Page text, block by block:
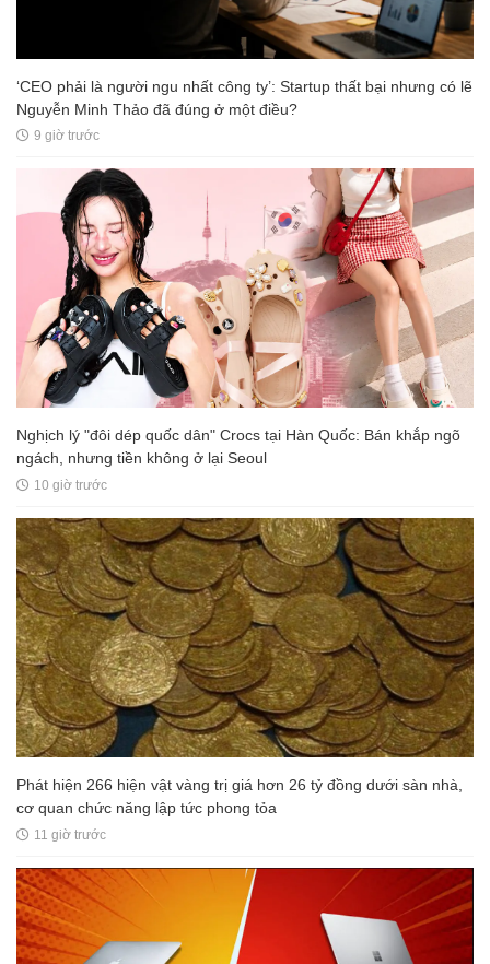
‘CEO phải là người ngu nhất công ty’: Startup thất bại nhưng có lẽ
Nguyễn Minh Thảo đã đúng ở một điều?
9 giờ trước
Nghịch lý "đôi dép quốc dân" Crocs tại Hàn Quốc: Bán khắp ngõ
ngách, nhưng tiền không ở lại Seoul
10 giờ trước
Phát hiện 266 hiện vật vàng trị giá hơn 26 tỷ đồng dưới sàn nhà,
cơ quan chức năng lập tức phong tỏa
11 giờ trước